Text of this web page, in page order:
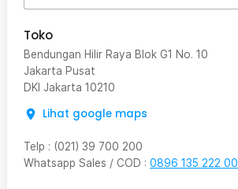
Toko
Bendungan Hilir Raya Blok G1 No. 10
Jakarta Pusat
DKI Jakarta 10210
Lihat google maps
Telp : (021) 39 700 200
Whatsapp Sales / COD : 0896 135 222 00